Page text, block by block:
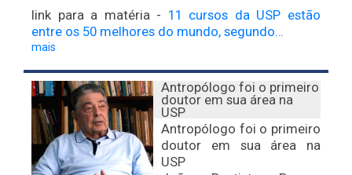
link para a matéria - 11 cursos da USP estão
entre os 50 melhores do mundo, segundo…
mais
Antropólogo foi o primeiro
doutor em sua área na
USP
Antropólogo foi o primeiro
doutor em sua área na
USP